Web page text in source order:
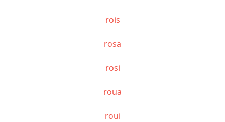
rois
rosa
rosi
roua
roui